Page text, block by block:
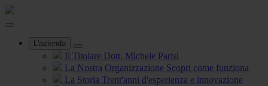
L'azienda
Il Titolare Dott. Michele Parisi
La Nostra Organizzazione Scopri come funziona
La Storia Trent'anni d'esperienza e innovazione